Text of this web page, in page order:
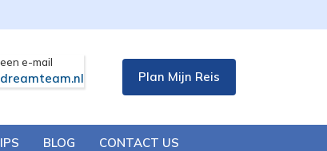
e-mail
Plan Mijn Reis
BLOG CONTACT US